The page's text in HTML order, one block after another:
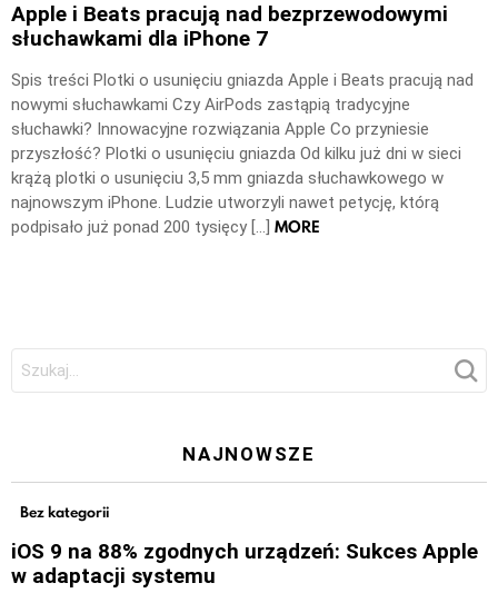
Apple i Beats pracują nad bezprzewodowymi
słuchawkami dla iPhone 7
Spis treści Plotki o usunięciu gniazda Apple i Beats pracują nad
nowymi słuchawkami Czy AirPods zastąpią tradycyjne
słuchawki? Innowacyjne rozwiązania Apple Co przyniesie
przyszłość? Plotki o usunięciu gniazda Od kilku już dni w sieci
krążą plotki o usunięciu 3,5 mm gniazda słuchawkowego w
najnowszym iPhone. Ludzie utworzyli nawet petycję, którą
podpisało już ponad 200 tysięcy […] MORE
Szukaj:
NAJNOWSZE
Bez kategorii
iOS 9 na 88% zgodnych urządzeń: Sukces Apple
w adaptacji systemu